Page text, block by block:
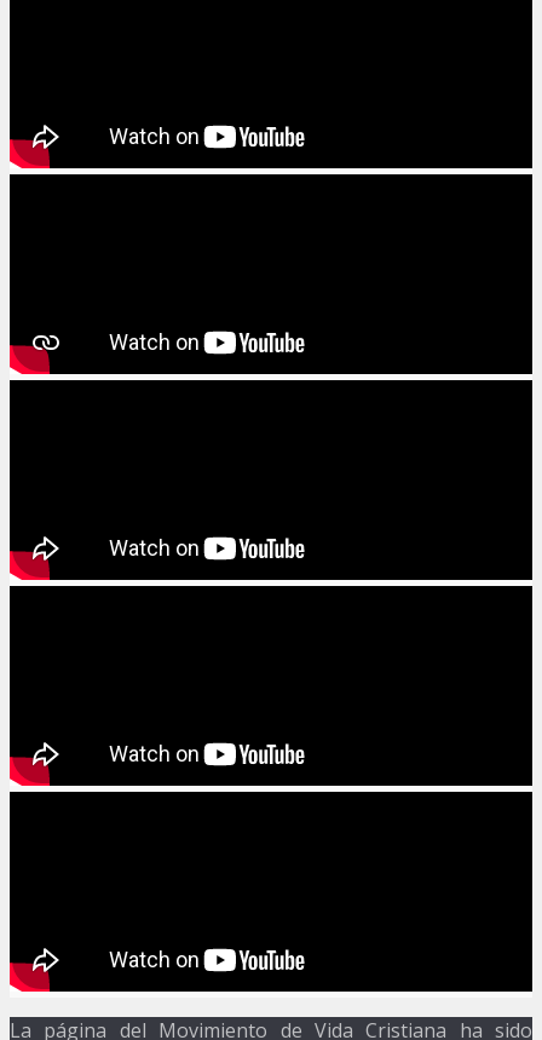
La página del Movimiento de Vida Cristiana ha sido